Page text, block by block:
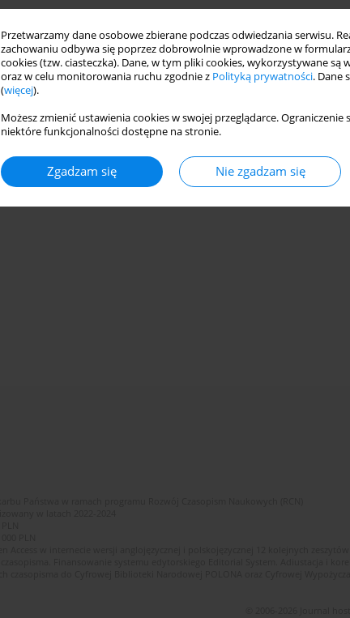
Przetwarzamy dane osobowe zbierane podczas odwiedzania serwisu.
zachowaniu odbywa się poprzez dobrowolnie wprowadzone w
cookies (tzw. ciasteczka). Dane, w tym pliki cookies, wykorzystywane
oraz w celu monitorowania ruchu zgodnie z Polityką prywatności. Dane
(więcej).
Możesz zmienić ustawienia cookies w swojej przeglądarce.
niektóre funkcjonalności dostępne na stronie.
Zgadzam się Nie zgadzam się